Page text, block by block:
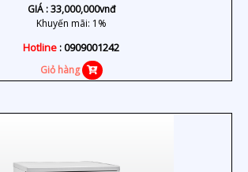
GIÁ :33,000,000vnđ
Khuyến mãi: 1%
Hotline: 0909001242
Giỏ hàng